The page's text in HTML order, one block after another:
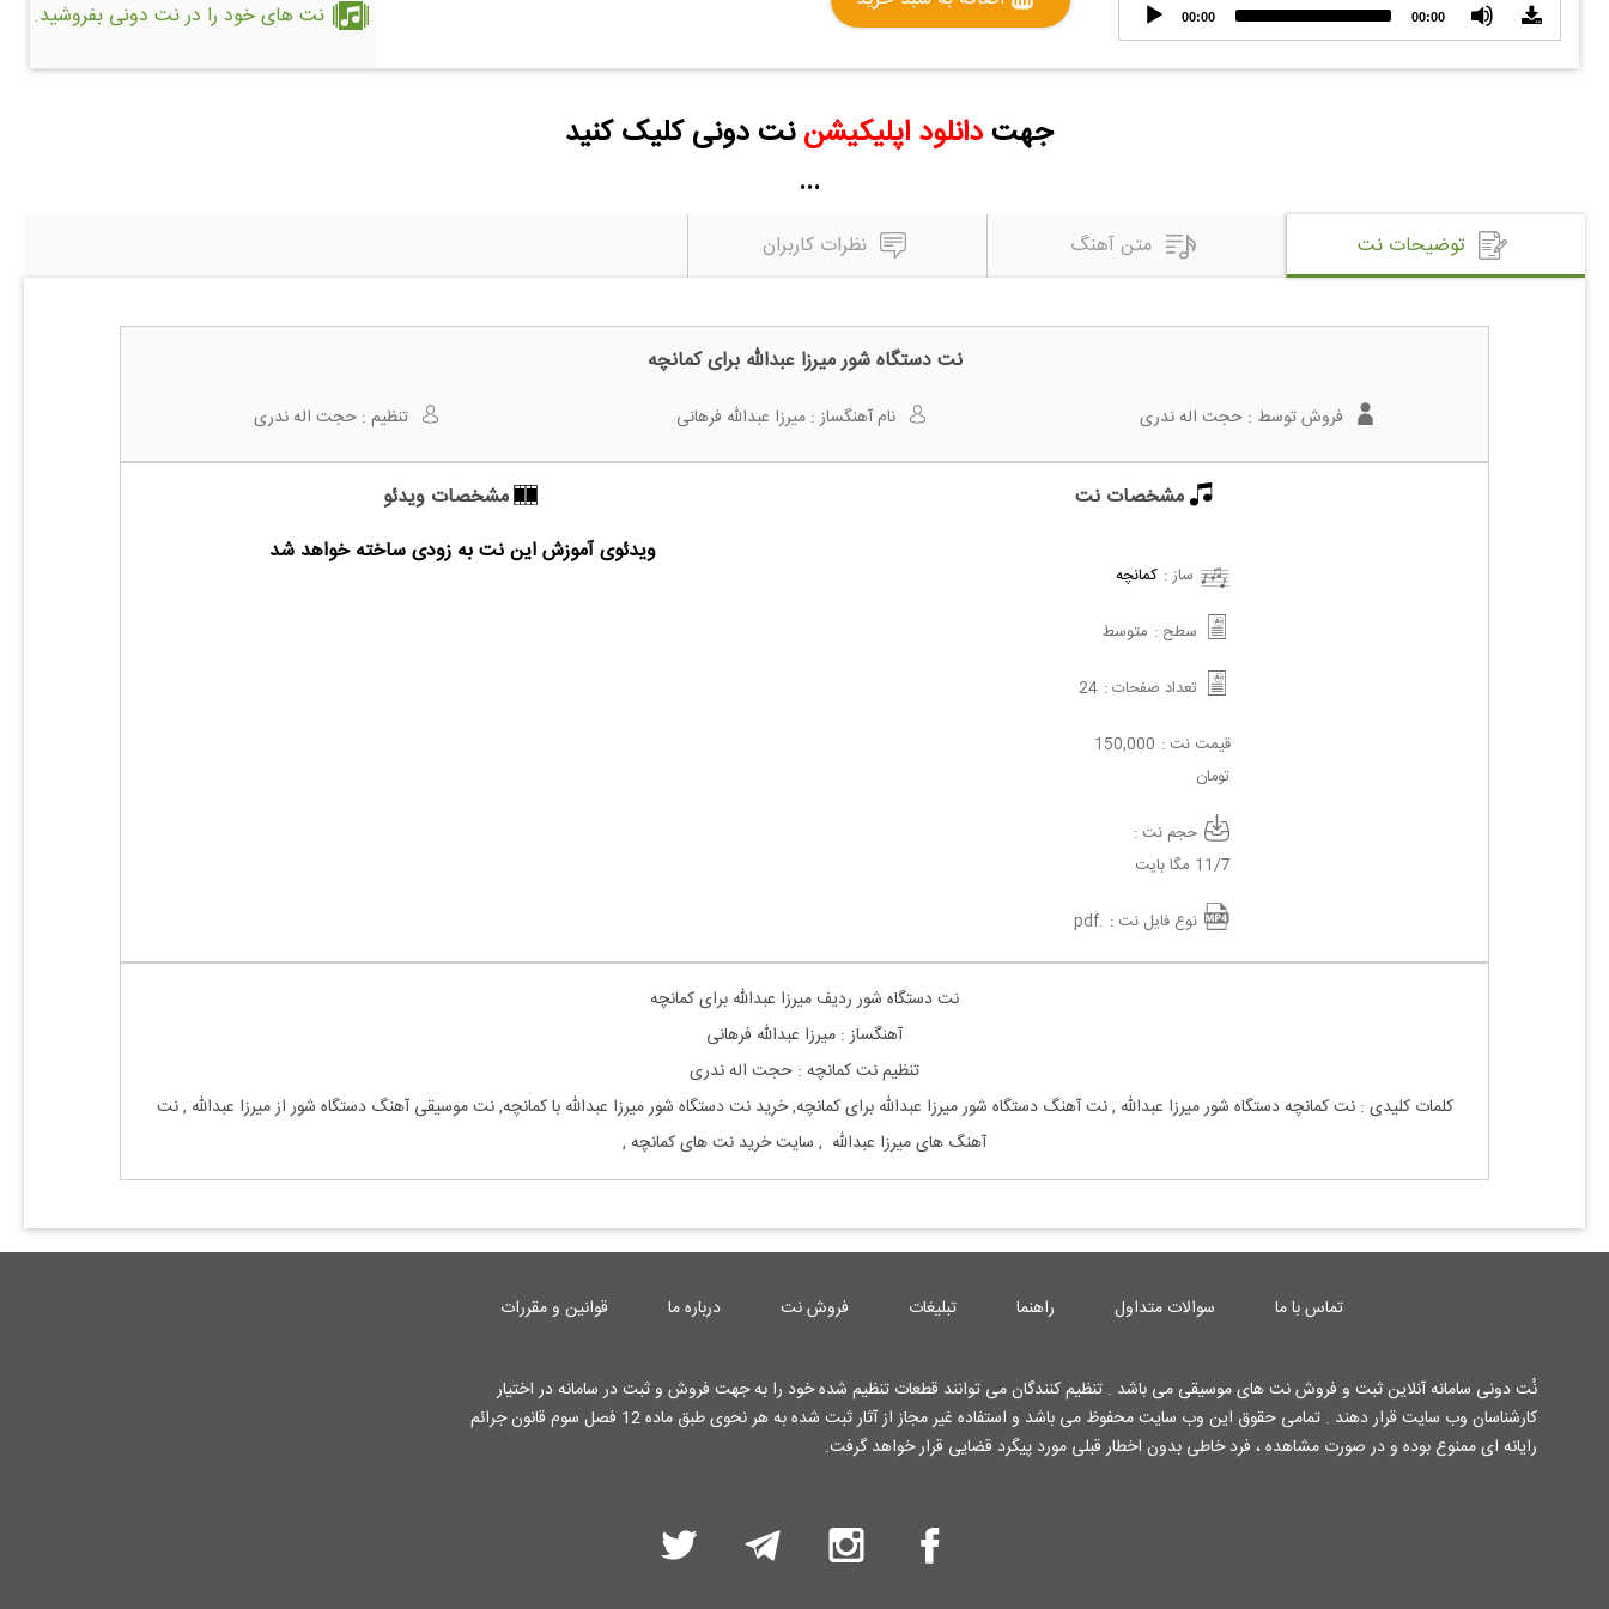
Audio
Player
00:00 00:00 نت های خود را در نت دونی بفروشید.
جهتدانلود اپلیکیشن نت دونی کلیک کنید
...
توضیحات نت متن آهنگ نظرات کاربران
نت دستگاه شور میرزا عبدالله برای کمانچه
فروش توسط :حجت اله ندری نام آهنگساز : میرزا عبدالله فرهانی تنظیم :حجت اله ندری
مشخصات نت
ساز : کمانچه
سطح : متوسط
تعداد صفحات : 24
قیمت نت : 150,000
تومان
حجم نت :
11/7 مگا بایت
نوع فایل نت : .pdf
مشخصات ویدئو
ویدئوی آموزش این نت به زودی ساخته خواهد شد
نت دستگاه شور ردیف میرزا عبدالله برای کمانچه
آهنگساز : میرزا عبدالله فرهانی
تنظیم نت کمانچه : حجت اله ندری
کلمات کلیدی : نتکمانچهدستگاه شورمیرزا عبدالله , نت آهنگ دستگاه شورمیرزا عبدالله برایکمانچه, خرید نتدستگاه شورمیرزا عبدالله باکمانچه, نت موسیقی آهنگ دستگاه شورازمیرزا عبدالله , نت
آهنگ هایمیرزا عبدالله , سایت خرید نت هایکمانچه ,
تماس با ما سوالات متداول راهنما تبلیغات فروش نت درباره ما قوانین و مقررات
نُت دونی سامانه آنلاین ثبت و فروش نت های موسیقی می باشد . تنظیم کنندگان می توانند قطعات تنظیم شده خود را به جهت فروش و ثبت در سامانه در اختیار
کارشناسان وب سایت قرار دهند . تمامی حقوق این وب سایت محفوظ می باشد و استفاده غیر مجاز از آثار ثبت شده به هر نحوی طبق ماده 12 فصل سوم قانون جرائم
رایانه ای ممنوع بوده و در صورت مشاهده ، فرد خاطی بدون اخطار قبلی مورد پیگرد قضایی قرار خواهد گرفت.